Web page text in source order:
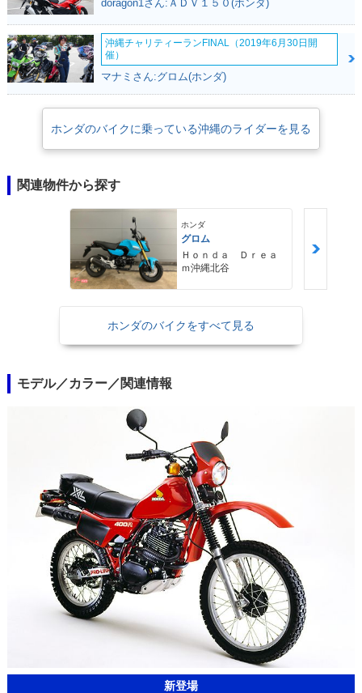
doragon1さん:ＡＤＶ１５０(ホンダ)
沖縄チャリティーランFINAL（2019年6月30日開
催）
マナミさん:グロム(ホンダ)
ホンダのバイクに乗っている沖縄のライダーを見る
関連物件から探す
ホンダ
グロム
Ｈｏｎｄａ Ｄｒｅａ
ｍ沖縄北谷
ホンダのバイクをすべて見る
モデル／カラー／関連情報
新登場